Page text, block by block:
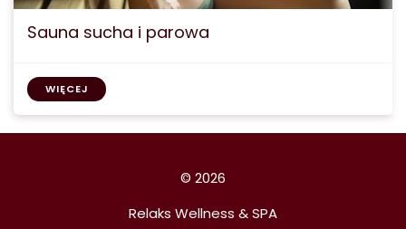
Sauna sucha i parowa
WIĘCEJ
© 2026
Relaks Wellness & SPA